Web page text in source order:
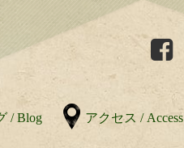
/ Blog アクセス / Access